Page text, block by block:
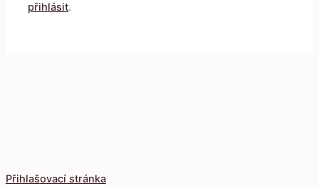
Přihlašovací stránka
přihlásit.